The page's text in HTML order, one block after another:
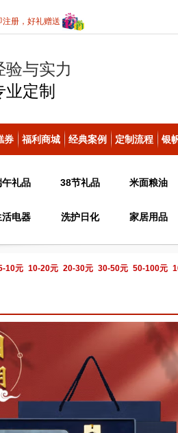
注册，好礼赠送
验与实力
业定制
券 福利商城 经典案例 定制流程 银
午礼品 38节礼品 米面粮油
活电器 洗护日化 家居用品
10元 10-20元 20-30元 30-50元 50-100元